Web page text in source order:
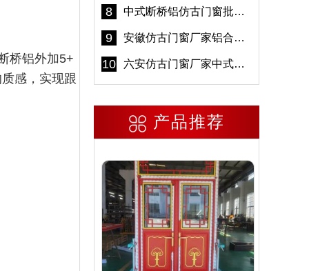
桥铝外加5+
感，实现跟
8 中式断桥铝仿古门窗批发 冠墅阳光仿古门窗 6000平米实体工厂
9 安徽仿古门窗厂家铝合金仿古门窗批发 免费设计出货快
10 六安仿古门窗厂家中式仿古门窗制作 6000平米源头厂家
产品推荐